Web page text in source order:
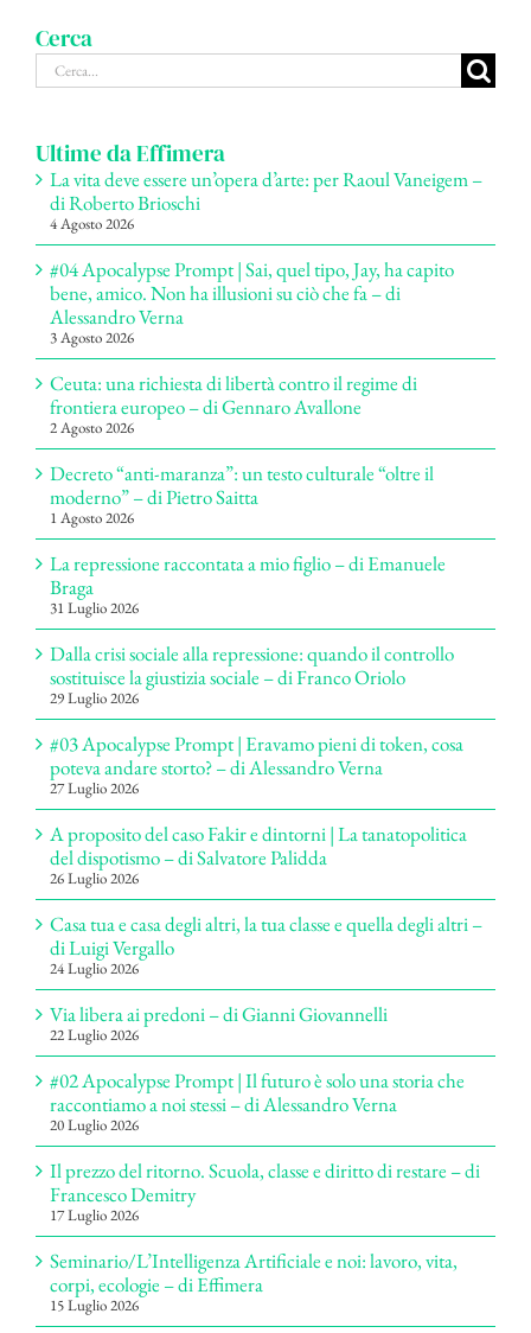
Cerca
Cerca
per:
Ultime da Effimera
La vita deve essere un’opera d’arte: per Raoul Vaneigem –
di Roberto Brioschi
4 Agosto 2026
#04 Apocalypse Prompt | Sai, quel tipo, Jay, ha capito
bene, amico. Non ha illusioni su ciò che fa – di
Alessandro Verna
3 Agosto 2026
Ceuta: una richiesta di libertà contro il regime di
frontiera europeo – di Gennaro Avallone
2 Agosto 2026
Decreto “anti-maranza”: un testo culturale “oltre il
moderno” – di Pietro Saitta
1 Agosto 2026
La repressione raccontata a mio figlio – di Emanuele
Braga
31 Luglio 2026
Dalla crisi sociale alla repressione: quando il controllo
sostituisce la giustizia sociale – di Franco Oriolo
29 Luglio 2026
#03 Apocalypse Prompt | Eravamo pieni di token, cosa
poteva andare storto? – di Alessandro Verna
27 Luglio 2026
A proposito del caso Fakir e dintorni | La tanatopolitica
del dispotismo – di Salvatore Palidda
26 Luglio 2026
Casa tua e casa degli altri, la tua classe e quella degli altri –
di Luigi Vergallo
24 Luglio 2026
Via libera ai predoni – di Gianni Giovannelli
22 Luglio 2026
#02 Apocalypse Prompt | Il futuro è solo una storia che
raccontiamo a noi stessi – di Alessandro Verna
20 Luglio 2026
Il prezzo del ritorno. Scuola, classe e diritto di restare – di
Francesco Demitry
17 Luglio 2026
Seminario/L’Intelligenza Artificiale e noi: lavoro, vita,
corpi, ecologie – di Effimera
15 Luglio 2026